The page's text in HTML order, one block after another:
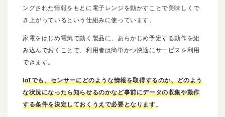
ングされた情報をもとに電子レンジを動かすことで美味しくで
き上がっているという仕組みに使っています。
家電をはじめ電気で動く製品に、あらかじめ予定する動作を組
み込んでおくことで、利用者は簡単かつ快適にサービスを利用
できます。
IoTでも、センサーにどのような情報を取得するのか、どのよう
な状況になったら知らせるのかなど事前にデータの収集や動作
する条件を決定しておくうえで必要となります。